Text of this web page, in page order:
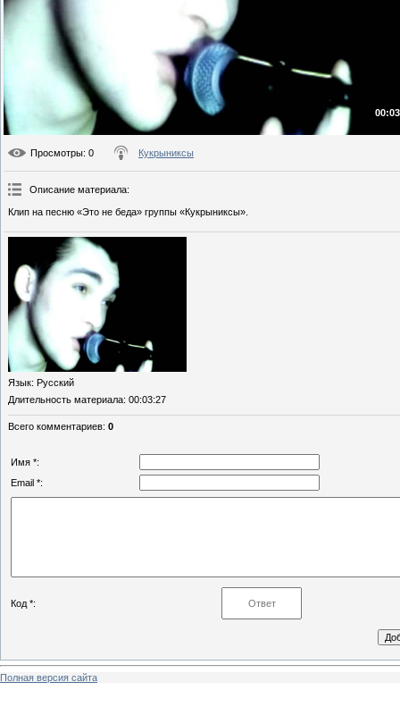
Просмотры: 0 Кукрыниксы
Описание материала:
Клип на песню «Это не беда» группы «Кукрыниксы».
Язык: Русский
Длительность материала: 00:03:27
Всего комментариев: 0
Имя *:
Email *:
Код *:
Полная версия сайта